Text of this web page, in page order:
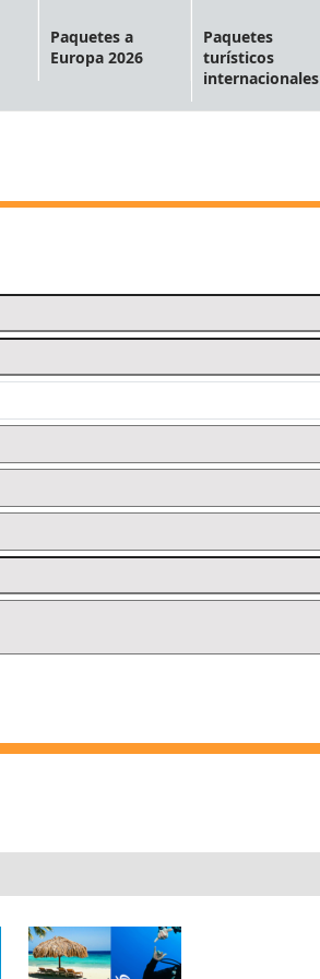
Paquetes a
Europa 2026
Paquetes
turísticos
internacionales